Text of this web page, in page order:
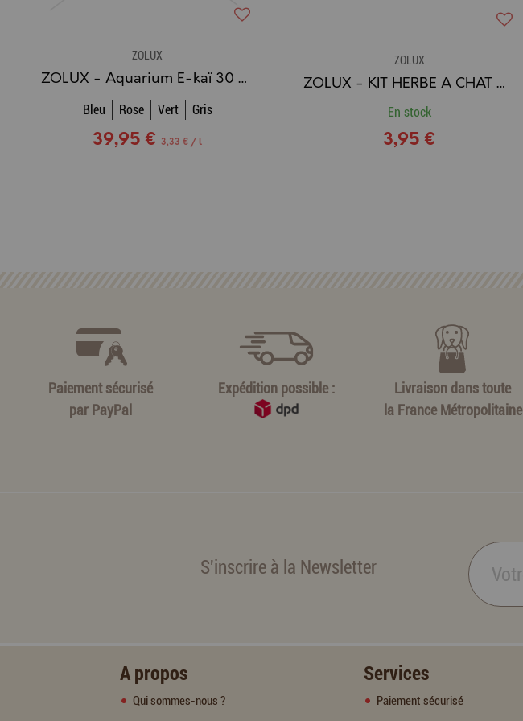
ZOLUX
ZOLUX - Aquarium E-kaï 30 cm. (12 L.)
Bleu Rose Vert Gris
39,95 € 3,33 € / l
ZOLUX
ZOLUX - KIT HERBE A CHAT DEPURATIVE
En stock
3,95 €
Paiement sécurisé
par PayPal
Expédition possible :
Livraison dans toute
la France Métropolitaine
S'inscrire à la Newsletter
A propos
Qui sommes-nous ?
Services
Paiement sécurisé